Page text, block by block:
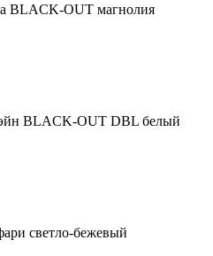
BLACK-OUT магнолия
BLACK-OUT DBL белый
светло-бежевый